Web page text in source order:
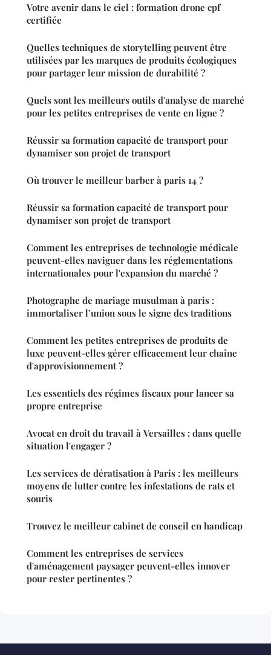
Votre avenir dans le ciel : formation drone cpf
certifiée
Quelles techniques de storytelling peuvent être
utilisées par les marques de produits écologiques
pour partager leur mission de durabilité ?
Quels sont les meilleurs outils d'analyse de marché
pour les petites entreprises de vente en ligne ?
Réussir sa formation capacité de transport pour
dynamiser son projet de transport
Où trouver le meilleur barber à paris 14 ?
Réussir sa formation capacité de transport pour
dynamiser son projet de transport
Comment les entreprises de technologie médicale
peuvent-elles naviguer dans les réglementations
internationales pour l'expansion du marché ?
Photographe de mariage musulman à paris :
immortaliser l’union sous le signe des traditions
Comment les petites entreprises de produits de
luxe peuvent-elles gérer efficacement leur chaîne
d'approvisionnement ?
Les essentiels des régimes fiscaux pour lancer sa
propre entreprise
Avocat en droit du travail à Versailles : dans quelle
situation l'engager ?
Les services de dératisation à Paris : les meilleurs
moyens de lutter contre les infestations de rats et
souris
Trouvez le meilleur cabinet de conseil en handicap
Comment les entreprises de services
d'aménagement paysager peuvent-elles innover
pour rester pertinentes ?